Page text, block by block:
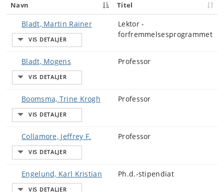
Navn Titel
Bladt, Martin Rainer
Lektor -
forfremmelsesprogrammet
Bladt, Mogens Professor
Boomsma, Trine Krogh Professor
Collamore, Jeffrey F. Professor
Engelund, Karl Kristian Ph.d.-stipendiat